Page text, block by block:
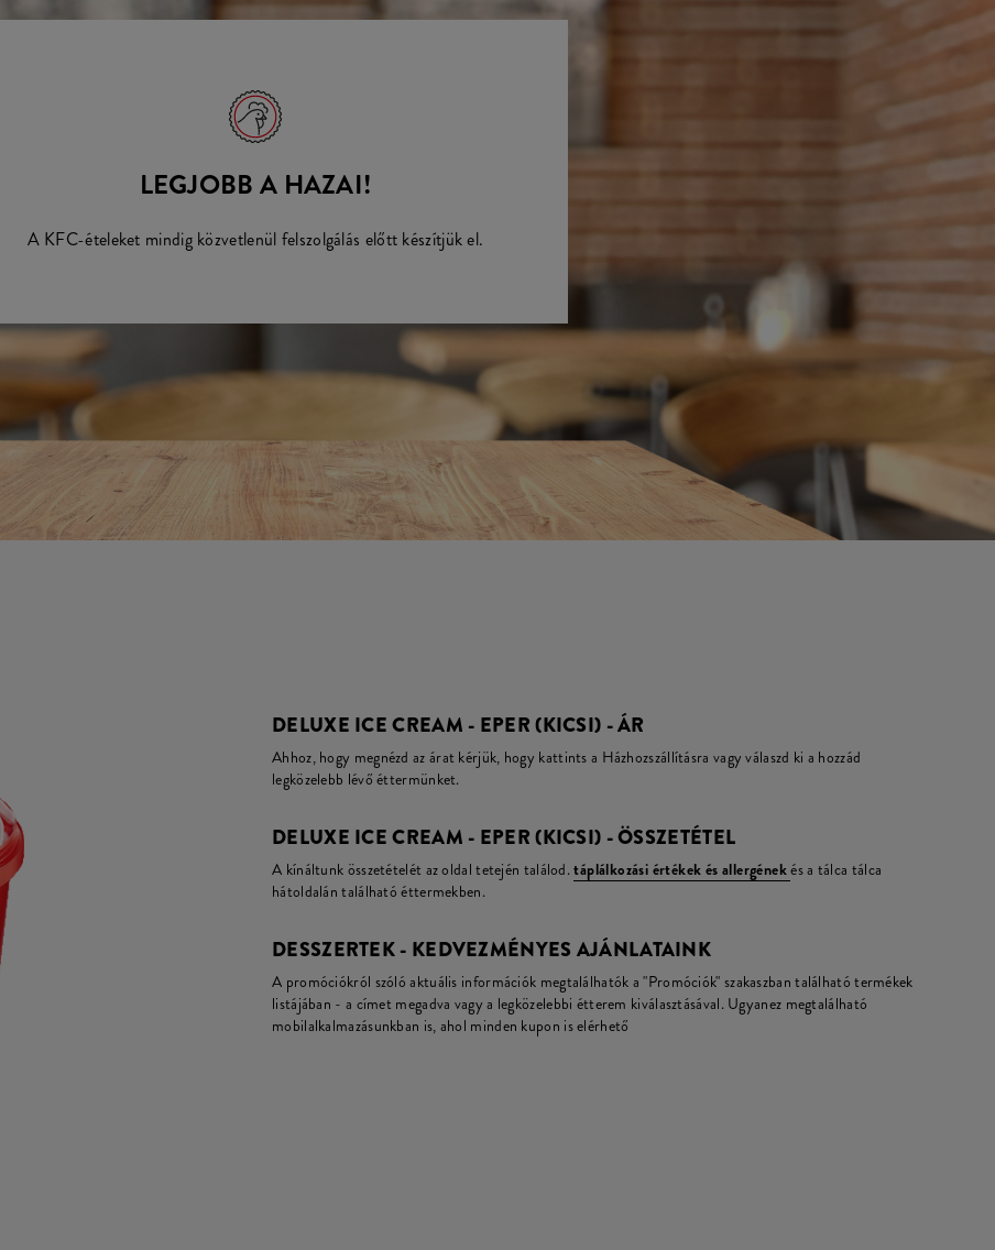
LEGJOBB A HAZAI!
A KFC-ételeket mindig közvetlenül felszolgálás előtt készítjük el.
DELUXE ICE CREAM - EPER (KICSI) - ÁR
Ahhoz, hogy megnézd az árat kérjük, hogy kattints a Házhozszállításra vagy válaszd ki a hozzád
legközelebb lévő éttermünket.
DELUXE ICE CREAM - EPER (KICSI) - ÖSSZETÉTEL
A kínáltunk összetételét az oldal tetején találod.táplálkozási értékek és allergénekés a tálca tálca
hátoldalán található éttermekben.
DESSZERTEK - KEDVEZMÉNYES AJÁNLATAINK
A promóciókról szóló aktuális információk megtalálhatók a "Promóciók" szakaszban található termékek
listájában - a címet megadva vagy a legközelebbi étterem kiválasztásával. Ugyanez megtalálható
mobilalkalmazásunkban is, ahol minden kupon is elérhető